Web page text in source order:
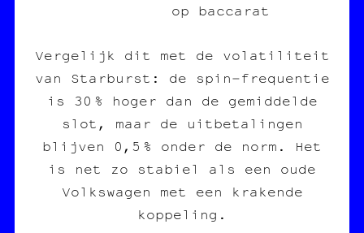
op baccarat
Vergelijk dit met de volatiliteit
van Starburst: de spin‑frequentie
is 30 % hoger dan de gemiddelde
slot, maar de uitbetalingen
blijven 0,5 % onder de norm. Het
is net zo stabiel als een oude
Volkswagen met een krakende
koppeling.